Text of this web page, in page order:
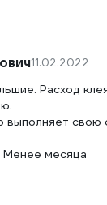
11.02.2022
Расход
выполняет свою
Менее месяца